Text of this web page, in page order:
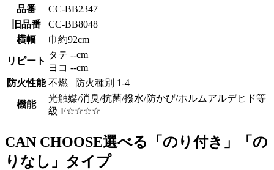
品番
CC-BB2347
旧品番
CC-BB8048
横幅
巾約92cm
リピート
タテ --cm
ヨコ --cm
防火性能 不燃 防火種別 1-4
機能
光触媒/消臭/抗菌/撥水/防かび/ホルムアルデヒド等
級 F☆☆☆☆
CAN CHOOSE選べる「のり付き」「の
りなし」タイプ